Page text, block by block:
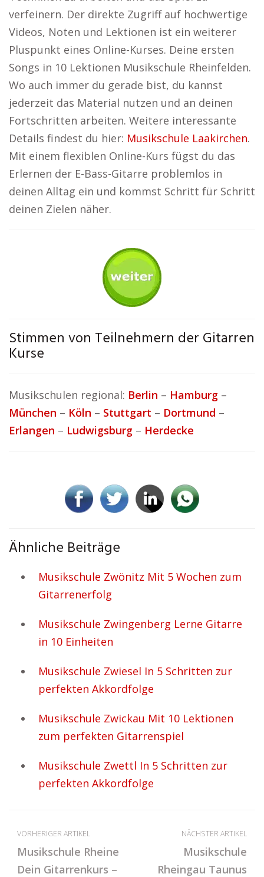
verfeinern. Der direkte Zugriff auf hochwertige
Videos, Noten und Lektionen ist ein weiterer
Pluspunkt eines Online-Kurses. Deine ersten
Songs in 10 Lektionen Musikschule Rheinfelden.
Wo auch immer du gerade bist, du kannst
jederzeit das Material nutzen und an deinen
Fortschritten arbeiten. Weitere interessante
Details findest du hier: Musikschule Laakirchen.
Mit einem flexiblen Online-Kurs fügst du das
Erlernen der E-Bass-Gitarre problemlos in
deinen Alltag ein und kommst Schritt für Schritt
deinen Zielen näher.
Stimmen von Teilnehmern der Gitarren
Kurse
Musikschulen regional: Berlin – Hamburg –
München – Köln – Stuttgart – Dortmund –
Erlangen – Ludwigsburg – Herdecke
Ähnliche Beiträge
Musikschule Zwönitz Mit 5 Wochen zum
Gitarrenerfolg
Musikschule Zwingenberg Lerne Gitarre
in 10 Einheiten
Musikschule Zwiesel In 5 Schritten zur
perfekten Akkordfolge
Musikschule Zwickau Mit 10 Lektionen
zum perfekten Gitarrenspiel
Musikschule Zwettl In 5 Schritten zur
perfekten Akkordfolge
VORHERIGER ARTIKEL
Musikschule Rheine
Dein Gitarrenkurs –
NÄCHSTER ARTIKEL
Musikschule
Rheingau Taunus